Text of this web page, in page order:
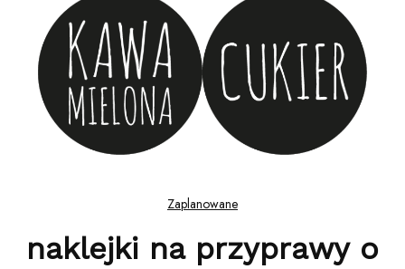
Zaplanowane
naklejki na przyprawy o